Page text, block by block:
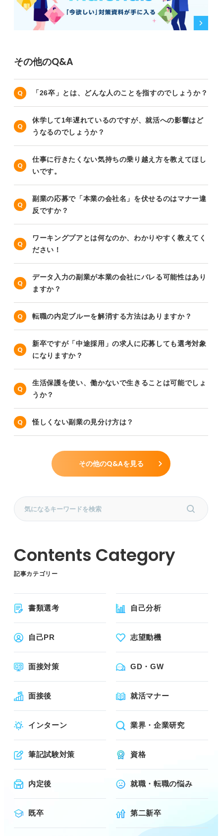
その他のQ&A
「26卒」とは、どんな人のことを指すのでしょうか？
休学して1年遅れているのですが、就活への影響はど
うなるのでしょうか？
仕事に行きたくない気持ちの乗り越え方を教えてほし
いです。
副業の応募で「本業の会社名」を伏せるのはマナー違
反ですか？
ワーキングプアとは何なのか、わかりやすく教えてく
ださい！
データ入力の副業が本業の会社にバレる可能性はあり
ますか？
転職の内定ブルーを解消する方法はありますか？
新卒ですが「中途採用」の求人に応募しても選考対象
になりますか？
生活保護を使い、働かないで生きることは可能でしょ
うか？
怪しくない副業の見分け方は？
その他のQ&Aを見る
記事カテゴリー
書類選考 自己分析
自己PR 志望動機
面接対策 GD・GW
面接後 就活マナー
インターン 業界・企業研究
筆記試験対策 資格
内定後 就職・転職の悩み
既卒 第二新卒